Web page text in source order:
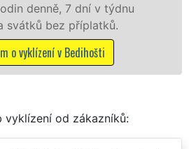
STOP bez dalších
Mám zájem o vyklízecí
vyklízení od zákazníků: